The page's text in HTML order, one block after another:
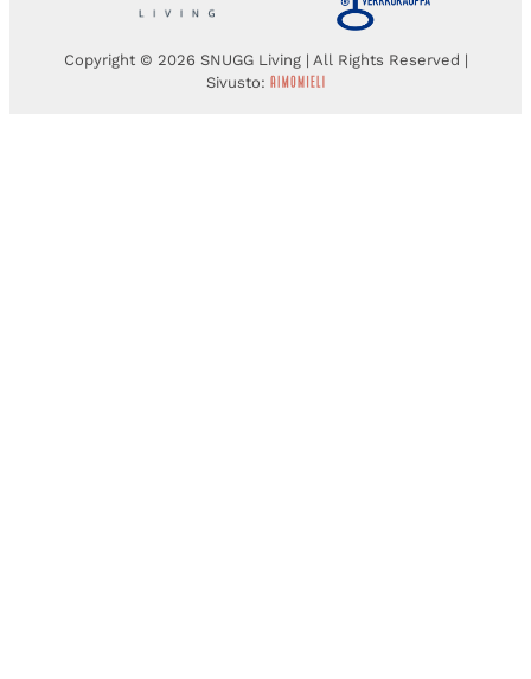
Copyright © 2026 SNUGG Living | All Rights Reserved |
Sivusto: